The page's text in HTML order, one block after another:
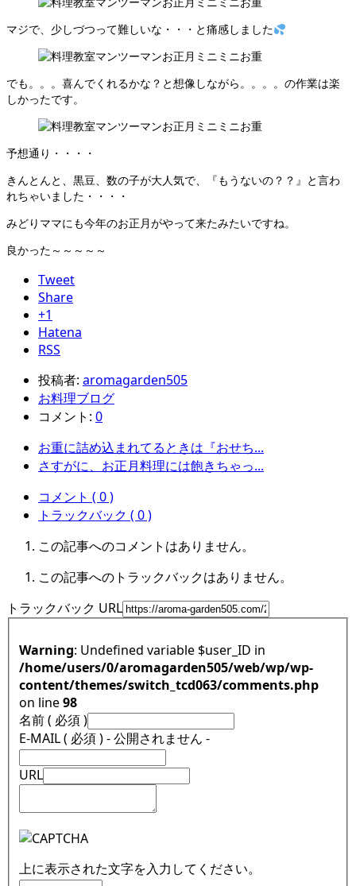
マジで、少しづつって難しいな・・・と痛感しました
でも。。。喜んでくれるかな？と想像しながら。。。。の作業は楽
しかったです。
予想通り・・・・
きんとんと、黒豆、数の子が大人気で、『もうないの？？』と言わ
れちゃいました・・・・
みどりママにも今年のお正月がやって来たみたいですね。
良かった～～～～～
Tweet
Share
+1
Hatena
RSS
投稿者: aromagarden505
お料理ブログ
コメント: 0
お重に詰め込まれてるときは『おせち...
さすがに、お正月料理には飽きちゃっ...
コメント ( 0 )
トラックバック ( 0 )
この記事へのコメントはありません。
この記事へのトラックバックはありません。
トラックバック URL
Warning : Undefined variable $user_ID in
/home/users/0/aromagarden505/web/wp/wp-
content/themes/switch_tcd063/comments.php
on line98
名前 ( 必須 )
E-MAIL ( 必須 ) - 公開されません -
URL
上に表示された文字を入力してください。